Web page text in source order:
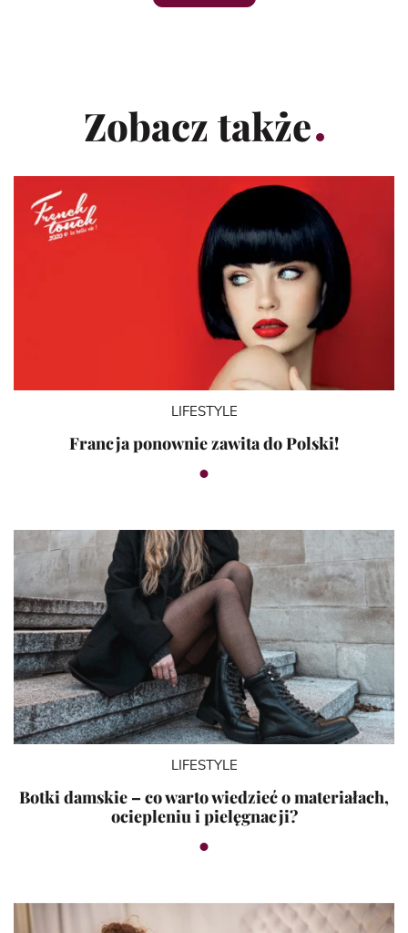
Zobacz także
LIFESTYLE
Francja ponownie zawita do Polski!
LIFESTYLE
Botki damskie – co warto wiedzieć o materiałach,
ociepleniu i pielęgnacji?